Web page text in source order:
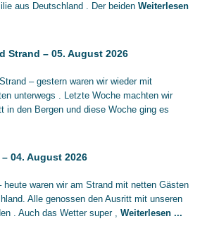
aus Deutschland . Der beiden Weiterlesen
Strand – 05. August 2026
– gestern waren wir wieder mit
unterwegs . Letzte Woche machten wir
in den Bergen und diese Woche ging es
04. August 2026
heute waren wir am Strand mit netten Gästen
Alle genossen den Ausritt mit unseren
. Auch das Wetter super , Weiterlesen ...